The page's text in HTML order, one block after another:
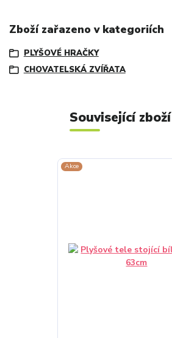
Zboží zařazeno v kategoriích
PLYŠOVÉ HRAČKY
CHOVATELSKÁ ZVÍŘATA
Související zboží
Akce